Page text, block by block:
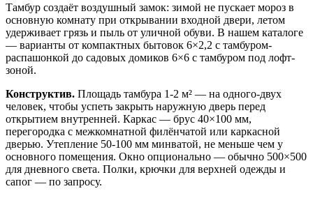
Тамбур создаёт воздушный замок: зимой не пускает мороз в
основную комнату при открывании входной двери, летом
удерживает грязь и пыль от уличной обуви. В нашем каталоге
— варианты от компактных бытовок 6×2,2 с тамбуром-
распашонкой до садовых домиков 6×6 с тамбуром под лофт-
зоной.
Конструктив. Площадь тамбура 1-2 м² — на одного-двух
человек, чтобы успеть закрыть наружную дверь перед
открытием внутренней. Каркас — брус 40×100 мм,
перегородка с межкомнатной филёнчатой или каркасной
дверью. Утепление 50-100 мм минватой, не меньше чем у
основного помещения. Окно опционально — обычно 500×500
для дневного света. Полки, крючки для верхней одежды и
сапог — по запросу.